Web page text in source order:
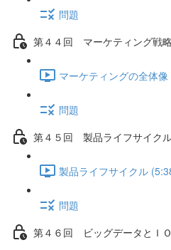
問題
第４４回 マーケティング
マーケティングの全体
問題
第４５回 製品ライフサイク
製品ライフサイクル
問題
第４６回 ビッグデータとＩ